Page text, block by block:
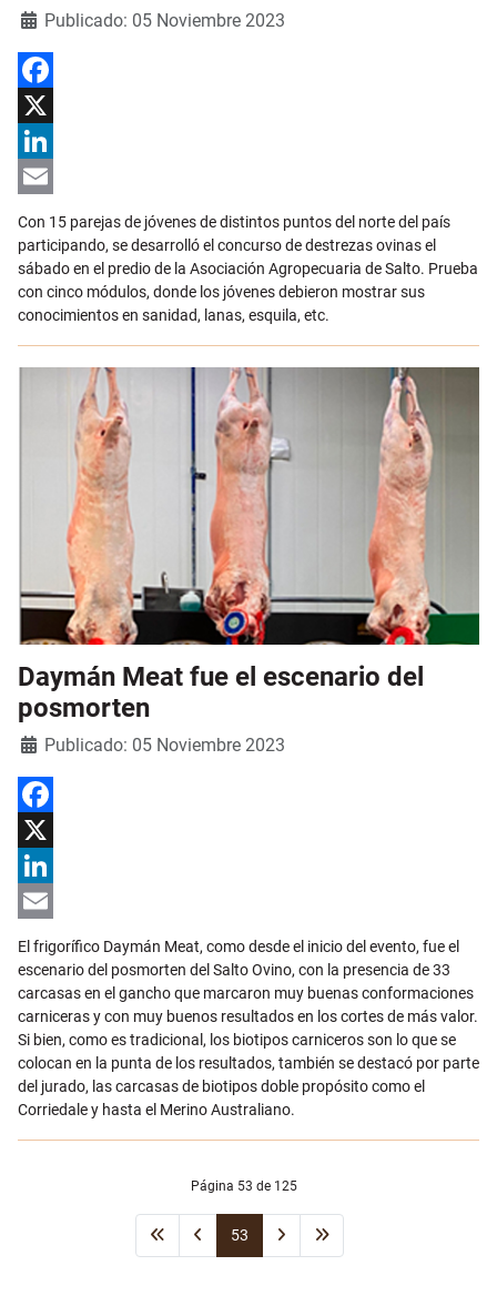
Detalles
Publicado: 05 Noviembre 2023
Facebook
X
LinkedIn
Con 15 parejas de jóvenes de distintos puntos del norte del país
participando, se desarrolló el concurso de destrezas ovinas el
sábado en el predio de la Asociación Agropecuaria de Salto. Prueba
con cinco módulos, donde los jóvenes debieron mostrar sus
conocimientos en sanidad, lanas, esquila, etc.
Daymán Meat fue el escenario del
posmorten
Detalles
Publicado: 05 Noviembre 2023
Facebook
X
LinkedIn
Email
El frigorífico Daymán Meat, como desde el inicio del evento, fue el
escenario del posmorten del Salto Ovino, con la presencia de 33
carcasas en el gancho que marcaron muy buenas conformaciones
carniceras y con muy buenos resultados en los cortes de más valor.
Si bien, como es tradicional, los biotipos carniceros son lo que se
colocan en la punta de los resultados, también se destacó por parte
del jurado, las carcasas de biotipos doble propósito como el
Corriedale y hasta el Merino Australiano.
Página 53 de 125
53